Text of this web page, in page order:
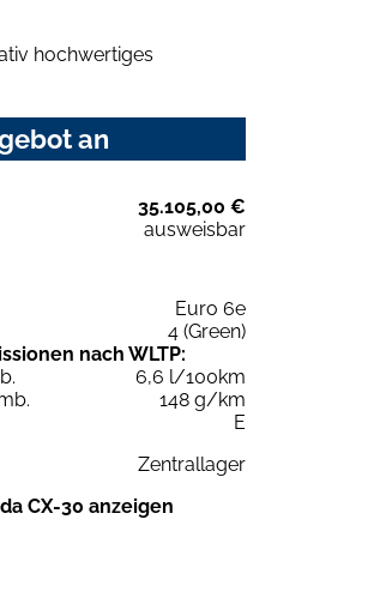
hochwertiges
an
35.105,00 €
ausweisbar
Euro 6e
4 (Green)
nach WLTP:
6,6 l/100km
148 g/km
E
Zentrallager
CX-30 anzeigen